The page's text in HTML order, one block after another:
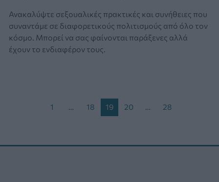
Ανακαλύψτε σεξουαλικές πρακτικές και συνήθειες που
συναντάμε σε διαφορετικούς πολιτισμούς από όλο τον
κόσμο. Μπορεί να σας φαίνονται παράξενες αλλά
έχουν το ενδιαφέρον τους.
1 … 18 19 20 … 28